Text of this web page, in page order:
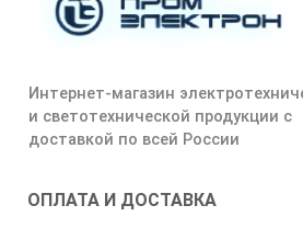
Интернет-магазин
и светотехнической продукции с
доставкой по всей России
ОПЛАТА И ДОСТАВКА